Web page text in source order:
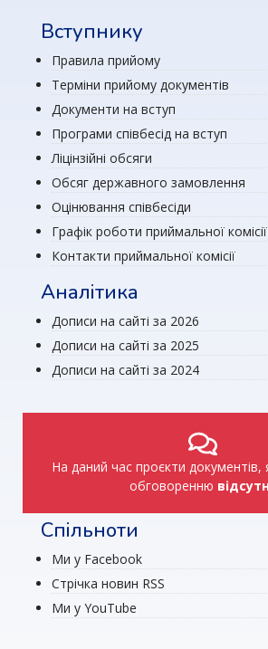
Вступнику
Правила прийому
Терміни прийому документів
Документи на вступ
Програми співбесід на вступ
Ліцінзійні обсяги
Обсяг державного замовлення
Оцінювання співбесіди
Графік роботи приймальної комісії
Контакти приймальної комісії
Аналітика
Дописи на сайті за 2026
Дописи на сайті за 2025
Дописи на сайті за 2024
На даний час проєкти документів,
обговоренню
Спільноти
Ми у Facebook
Стрічка новин RSS
Ми у YouTube